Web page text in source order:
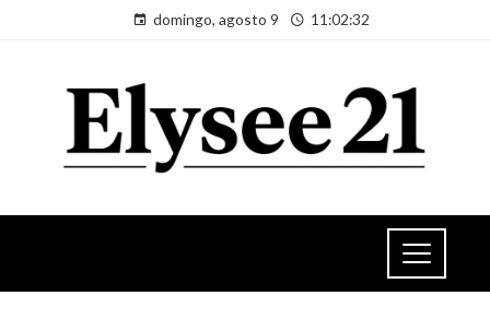
domingo, agosto 9 11:02:32